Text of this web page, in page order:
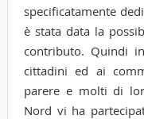
specificatamente
è stata data la
contributo. Quindi
cittadini ed ai
parere e molti di
Nord vi ha